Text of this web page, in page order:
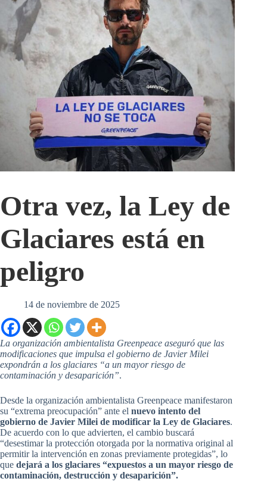
Otra vez, la Ley de
Glaciares está en
peligro
14 de noviembre de 2025
La organización ambientalista Greenpeace aseguró que las
modificaciones que impulsa el gobierno de Javier Milei
expondrán a los glaciares “a un mayor riesgo de
contaminación y desaparición”.
Desde la organización ambientalista Greenpeace manifestaron
su “extrema preocupación” ante el nuevo intento del
gobierno de Javier Milei de modificar la Ley de Glaciares.
De acuerdo con lo que advierten, el cambio buscará
“desestimar la protección otorgada por la normativa original al
permitir la intervención en zonas previamente protegidas”, lo
que dejará a los glaciares “expuestos a un mayor riesgo de
contaminación, destrucción y desaparición”.